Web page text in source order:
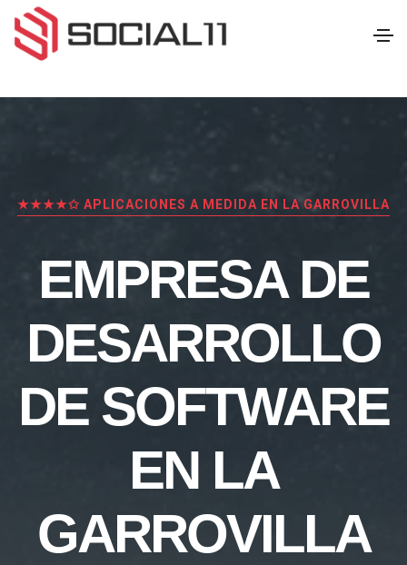
★★★★✩ APLICACIONES A MEDIDA EN LA GARROVILLA
EMPRESA DE
DESARROLLO
DE SOFTWARE
EN LA
GARROVILLA